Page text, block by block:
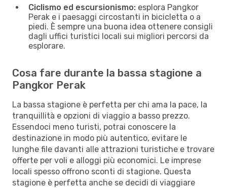
Ciclismo ed escursionismo: esplora Pangkor
Perak e i paesaggi circostanti in bicicletta o a
piedi. È sempre una buona idea ottenere consigli
dagli uffici turistici locali sui migliori percorsi da
esplorare.
Cosa fare durante la bassa stagione a
Pangkor Perak
La bassa stagione è perfetta per chi ama la pace, la
tranquillità e opzioni di viaggio a basso prezzo.
Essendoci meno turisti, potrai conoscere la
destinazione in modo più autentico, evitare le
lunghe file davanti alle attrazioni turistiche e trovare
offerte per voli e alloggi più economici. Le imprese
locali spesso offrono sconti di stagione. Questa
stagione è perfetta anche se decidi di viaggiare